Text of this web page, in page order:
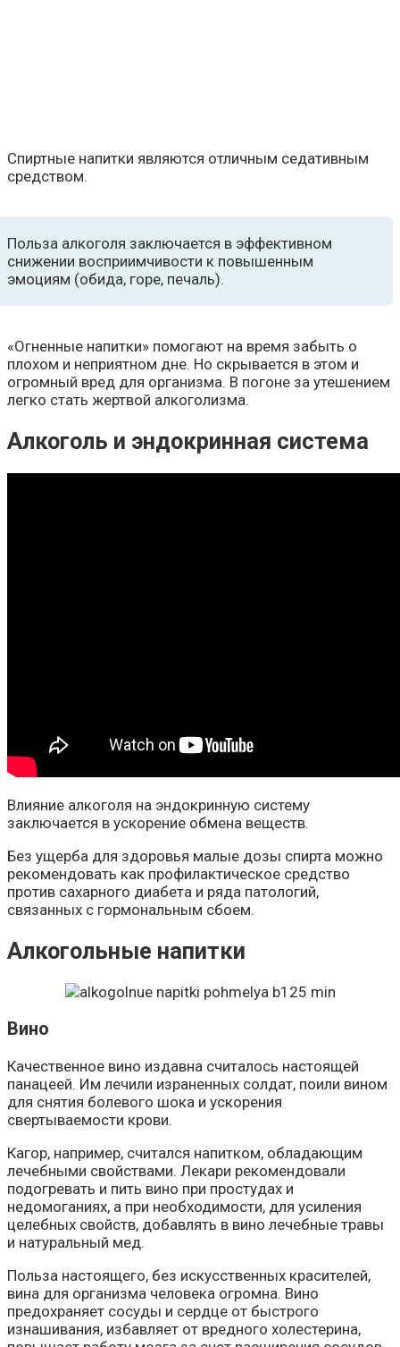
Спиртные напитки являются отличным седативным
средством.
Польза алкоголя заключается в эффективном
снижении восприимчивости к повышенным
эмоциям (обида, горе, печаль).
«Огненные напитки» помогают на время забыть о
плохом и неприятном дне. Но скрывается в этом и
огромный вред для организма. В погоне за утешением
легко стать жертвой алкоголизма.
Алкоголь и эндокринная система
Влияние алкоголя на эндокринную систему
заключается в ускорение обмена веществ.
Без ущерба для здоровья малые дозы спирта можно
рекомендовать как профилактическое средство
против сахарного диабета и ряда патологий,
связанных с гормональным сбоем.
Алкогольные напитки
Вино
Качественное вино издавна считалось настоящей
панацеей. Им лечили израненных солдат, поили вином
для снятия болевого шока и ускорения
свертываемости крови.
Кагор, например, считался напитком, обладающим
лечебными свойствами. Лекари рекомендовали
подогревать и пить вино при простудах и
недомоганиях, а при необходимости, для усиления
целебных свойств, добавлять в вино лечебные травы
и натуральный мед.
Польза настоящего, без искусственных красителей,
вина для организма человека огромна. Вино
предохраняет сосуды и сердце от быстрого
изнашивания, избавляет от вредного холестерина,